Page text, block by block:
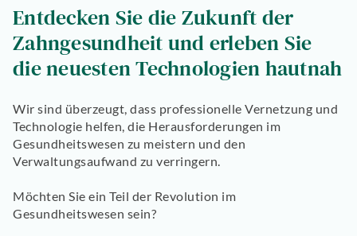
Entdecken Sie die Zukunft der
Zahngesundheit und erleben Sie
die neuesten Technologien hautnah
Wir sind überzeugt, dass professionelle Vernetzung und
Technologie helfen, die Herausforderungen im
Gesundheitswesen zu meistern und den
Verwaltungsaufwand zu verringern.
Möchten Sie ein Teil der Revolution im
Gesundheitswesen sein?